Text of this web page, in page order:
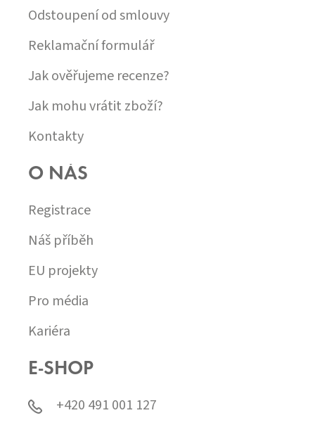
Odstoupení od smlouvy
Reklamační formulář
Jak ověřujeme recenze?
Jak mohu vrátit zboží?
Kontakty
O NÁS
Registrace
Náš příběh
EU projekty
Pro média
Kariéra
E-SHOP
+420 491 001 127